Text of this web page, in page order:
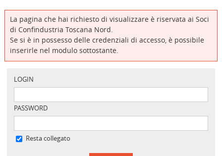
La pagina che hai richiesto di visualizzare è riservata ai Soci
di Confindustria Toscana Nord.
Se si è in possesso delle credenziali di accesso, è possibile
inserirle nel modulo sottostante.
LOGIN
PASSWORD
Resta collegato